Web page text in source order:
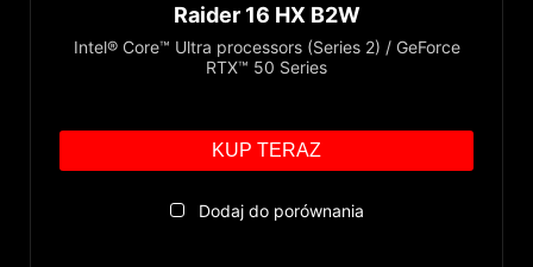
Raider 16 HX B2W
Intel® Core™ Ultra processors (Series 2) / GeForce
RTX™ 50 Series
KUP TERAZ
Dodaj do porównania